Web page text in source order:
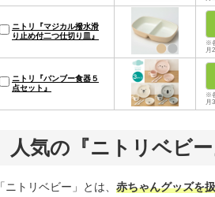
ニトリ『マジカル撥水滑
り止め付二つ仕切り皿』
※
月
ニトリ『バンブー食器５
点セット』
※
月
人気の『ニトリベビ
「ニトリベビー」とは、 赤ちゃんグッズを